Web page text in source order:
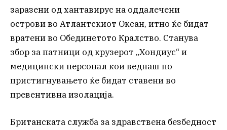
заразени од хантавирус на оддалечени
острови во Атлантскиот Океан, итно ќе бидат
вратени во Обединетото Кралство. Станува
збор за патници од крузерот „Хондиус“ и
медицински персонал кои веднаш по
пристигнувањето ќе бидат ставени во
превентивна изолација.
Британската служба за здравствена безбедност